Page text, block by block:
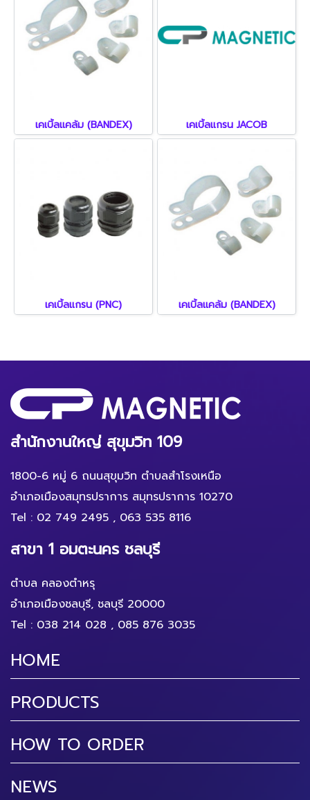
เคเบิ้ลแคล้ม (BANDEX) เคเบิ้ลแกรน JACOB
เคเบิ้ลแกรน (PNC) เคเบิ้ลแคล้ม (BANDEX)
สำนักงานใหญ่ สุขุมวิท 109
1800-6 หมู่ 6 ถนนสุขุมวิท ตำบลสำโรงเหนือ
อำเภอเมืองสมุทรปราการ สมุทรปราการ 10270
Tel : 02 749 2495 , 063 535 8116
สาขา 1 อมตะนคร ชลบุรี
ตำบล คลองตำหรุ
อำเภอเมืองชลบุรี, ชลบุรี 20000
Tel : 038 214 028 , 085 876 3035
HOME
PRODUCTS
HOW TO ORDER
NEWS